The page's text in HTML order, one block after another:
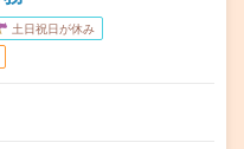
土日祝日が休み